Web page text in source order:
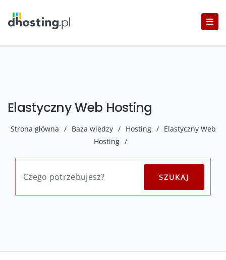
Elastyczny Web Hosting
Strona główna / Baza wiedzy / Hosting /
Elastyczny Web
Hosting /